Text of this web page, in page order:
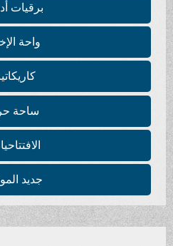
برقيات أدبية
واحة الإخاء
كاريكاتير
ساحة حرة
الافتتاحيات
جديد الموقع